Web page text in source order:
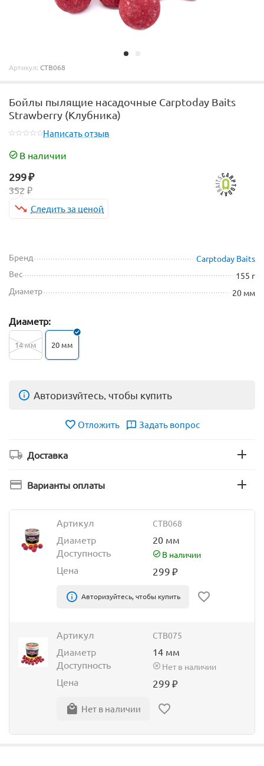
Артикул: CTB068
Бойлы пылящие насадочные Carptoday Baits
Strawberry (Клубника)
Написать отзыв
В наличии
299₽
352 ₽
Следить за ценой
Бренд
Carptoday Baits
Вес
155 г
Диаметр
20 мм
Диаметр:
14 мм 20 мм
Авторизуйтесь, чтобы купить
Отложить Задать вопрос
Доставка
Варианты оплаты
Артикул CTB068
Диаметр
20 мм
Доступность
В наличии
Цена 299₽
Авторизуйтесь, чтобы купить
Артикул CTB075
Диаметр
14 мм
Доступность
Нет в наличии
Цена 299₽
Нет в наличии